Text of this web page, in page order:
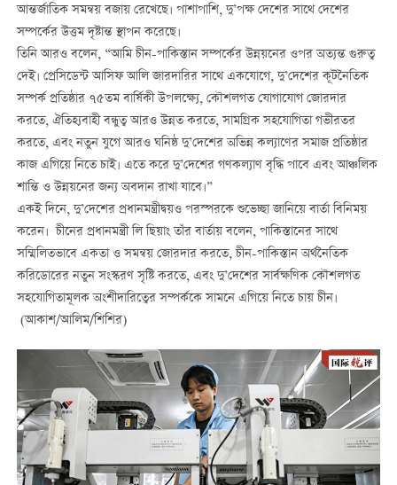
আন্তর্জাতিক সমন্বয় বজায় রেখেছে। পাশাপাশি, দু’পক্ষ দেশের সাথে দেশের
সম্পর্কের উত্তম দৃষ্টান্ত স্থাপন করেছে।
তিনি আরও বলেন, “আমি চীন-পাকিস্তান সম্পর্কের উন্নয়নের ওপর অত্যন্ত গুরুত্ব
দেই। প্রেসিডেন্ট আসিফ আলি জারদারির সাথে একযোগে, দু’দেশের কূটনৈতিক
সম্পর্ক প্রতিষ্ঠার ৭৫তম বার্ষিকী উপলক্ষ্যে, কৌশলগত যোগাযোগ জোরদার
করতে, ঐতিহ্যবাহী বন্ধুত্ব আরও উন্নত করতে, সামগ্রিক সহযোগিতা গভীরতর
করতে, এবং নতুন যুগে আরও ঘনিষ্ঠ দু’দেশের অভিন্ন কল্যাণের সমাজ প্রতিষ্ঠার
কাজ এগিয়ে নিতে চাই। এতে করে দু’দেশের গণকল্যাণ বৃদ্ধি পাবে এবং আঞ্চলিক
শান্তি ও উন্নয়নের জন্য অবদান রাখা যাবে।”
একই দিনে, দু’দেশের প্রধানমন্ত্রীদ্বয়ও পরস্পরকে শুভেচ্ছা জানিয়ে বার্তা বিনিময়
করেন। চীনের প্রধানমন্ত্রী লি ছিয়াং তাঁর বার্তায় বলেন, পাকিস্তানের সাথে
সম্মিলিতভাবে একতা ও সমন্বয় জোরদার করতে, চীন-পাকিস্তান অর্থনৈতিক
করিডোরের নতুন সংস্করণ সৃষ্টি করতে, এবং দু’দেশের সার্বক্ষণিক কৌশলগত
সহযোগিতামূলক অংশীদারিত্বের সম্পর্ককে সামনে এগিয়ে নিতে চায় চীন।
(আকাশ/আলিম/শিশির)